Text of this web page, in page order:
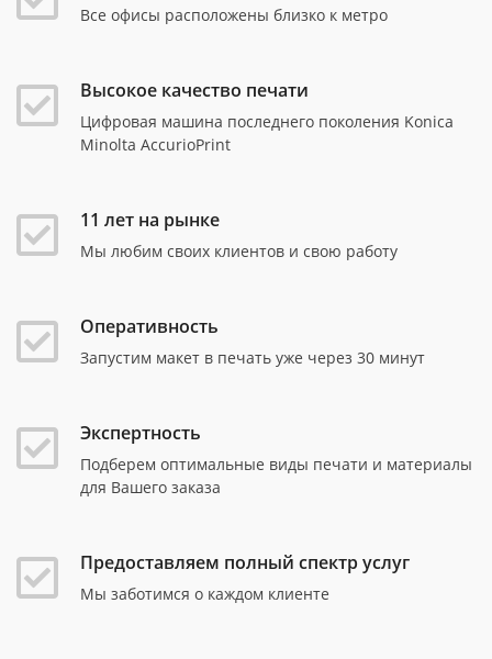
Все офисы расположены близко к метро
Высокое качество печати
Цифровая машина последнего поколения Konica
Minolta AccurioPrint
11 лет на рынке
Мы любим своих клиентов и свою работу
Оперативность
Запустим макет в печать уже через 30 минут
Экспертность
Подберем оптимальные виды печати и материалы
для Вашего заказа
Предоставляем полный спектр услуг
Мы заботимся о каждом клиенте